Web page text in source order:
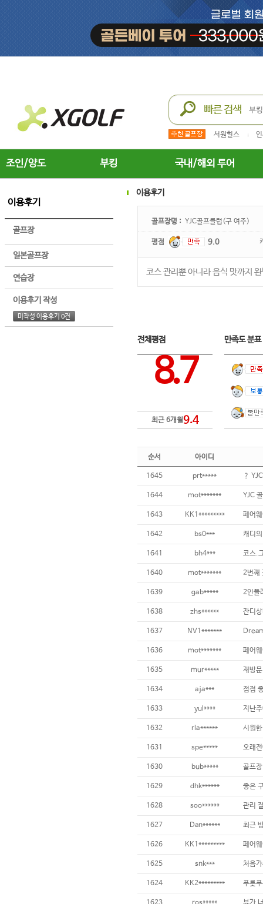
서원힐스
조인/양도 부킹 국내/해외 투어
이용후기
골프장
일본골프장
연습장
이용후기 작성
미작성 이용후기 0건
이용후기
골프장명 : YJC골프클럽(구 여주)
평점 9.0
코스 관리뿐 아니라 음식 맛까지
전체평점
8.7
최근 6개월9.4
만족도 분
순서 아이디
1645 prt*****
1644 mot******* YJC
1643 KK1********* 페어
1642 bs0***
1641 bh4***
1640 mot******* 2번째
1639 gab*****
1638 zhs******
1637 NV1*******
1636 mot*******
1635 mur*****
1634 aja*** 점점
1633 yul****
1632 rla******
1631 spe*****
1630 bub*****
1629 dhk****** 좋은
1628 soo****** 관리
1627 Dan******
1626 KK1********* 페어
1625 snk***
1624 KK2*********